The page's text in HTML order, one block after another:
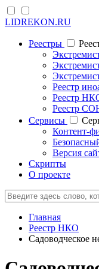
LIDREKON.RU
Реестры
Реестр
Реестр
Реестр
Cервисы
Контент-
Версия
Скрипты
О проекте
Главная
Реестр НКО
Садоводческое